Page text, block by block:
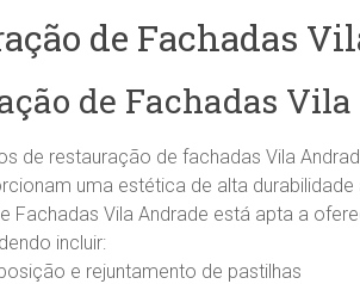
de Fachadas
de Fachadas
de restauração de fachadas Vila
uma estética de alta
Fachadas Vila Andrade está apta a
incluir:
e rejuntamento de pastilhas